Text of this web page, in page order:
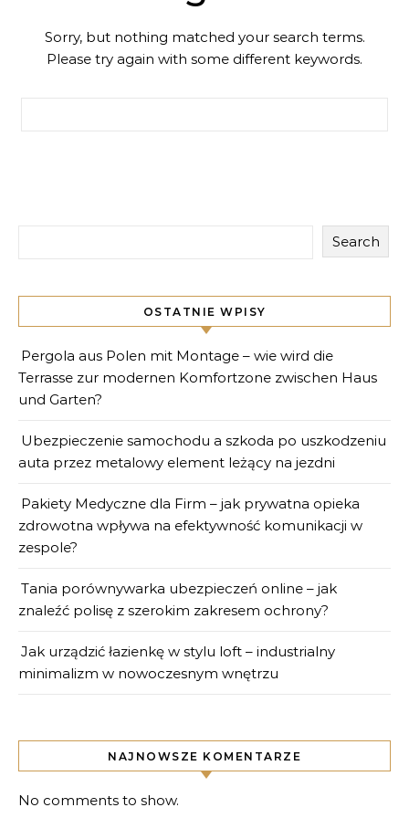
Sorry, but nothing matched your search terms.
Please try again with some different keywords.
Search
OSTATNIE WPISY
Pergola aus Polen mit Montage – wie wird die
Terrasse zur modernen Komfortzone zwischen Haus
und Garten?
Ubezpieczenie samochodu a szkoda po uszkodzeniu
auta przez metalowy element leżący na jezdni
Pakiety Medyczne dla Firm – jak prywatna opieka
zdrowotna wpływa na efektywność komunikacji w
zespole?
Tania porównywarka ubezpieczeń online – jak
znaleźć polisę z szerokim zakresem ochrony?
Jak urządzić łazienkę w stylu loft – industrialny
minimalizm w nowoczesnym wnętrzu
NAJNOWSZE KOMENTARZE
No comments to show.